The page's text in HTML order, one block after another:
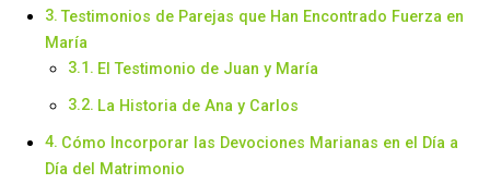
Testimonios de Parejas que Han Encontrado Fuerza en
María
El Testimonio de Juan y María
La Historia de Ana y Carlos
Cómo Incorporar las Devociones Marianas en el Día a
Día del Matrimonio